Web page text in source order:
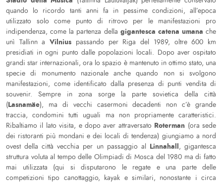
quando lo ricordo tanti anni fa in pessime condizioni, all’epoca
utilizzato solo come punto di ritrovo per le manifestazioni pro
indipendenza, come la partenza della gigantesca catena umana che
unì Tallinn aVilnius passando per Riga del 1989, oltre 600 km
presidiati in ogni punto dalle popolazioni locali. Dopo aver ospitato
grandi star internazionali, ora lo spazio è mantenuto in ottimo stato, una
specie di monumento nazionale anche quando non si svolgono
manifestazioni, come identificato dalla presenza di punti vendita di
souvenir. Sempre in zona sorge la parte sovietica della città
(Lasnamäe), ma di vecchi casermoni decadenti non c’è grande
traccia, condomini tutti uguali ma non propriamente caratteristici.
Ribaltiamo il lato visita, e dopo aver attraversato Roterman (ora sede
dei ristoranti più mondani e dei locali di tendenza) giungiamo a nord
ovest della città vecchia per un passaggio al Linnahall, gigantesca
struttura voluta al tempo delle Olimpiadi di Mosca del 1980 ma di fatto
mai utilizzata (qui si disputarono le regate e una parte delle
competizioni tipo canottaggio, kayak e similari, nonostante i circa